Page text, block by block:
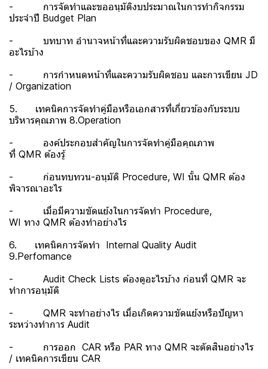
- การจัดทำและขออนุมัติงบประมาณในการทำกิจกรรม
ประจำปี Budget Plan
- บทบาท อำนาจหน้าที่และความรับผิดชอบของ QMR มี
อะไรบ้าง
- การกำหนดหน้าที่และความรับผิดชอบ และการเขียน JD
/ Organization
5. เทคนิคการจัดทำคู่มือหรือเอกสารที่เกี่ยวข้องกับระบบ
บริหารคุณภาพ 8.Operation
- องค์ประกอบสำคัญในการจัดทำคู่มือคุณภาพ
ที่ QMR ต้องรู้
- ก่อนทบทวน-อนุมัติ Procedure, WI นั้น QMR ต้อง
พิจารณาอะไร
- เมื่อมีความขัดแย้งในการจัดทำ Procedure,
WI ทาง QMR ต้องทำอย่างไร
6. เทคนิคการจัดทำ Internal Quality Audit
9.Perfomance
- Audit Check Lists ต้องดูอะไรบ้าง ก่อนที่ QMR จะ
ทำการอนุมัติ
- QMR จะทำอย่างไร เมื่อเกิดความขัดแย้งหรือปัญหา
ระหว่างทำการ Audit
- การออก CAR หรือ PAR ทาง QMR จะตัดสินอย่างไร
/ เทคนิคการเขียน CAR